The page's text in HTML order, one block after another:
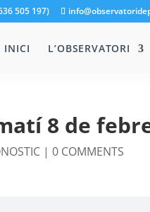
505 197)
INICI L’OBSERVATORI
8 de
|0 COMMENTS